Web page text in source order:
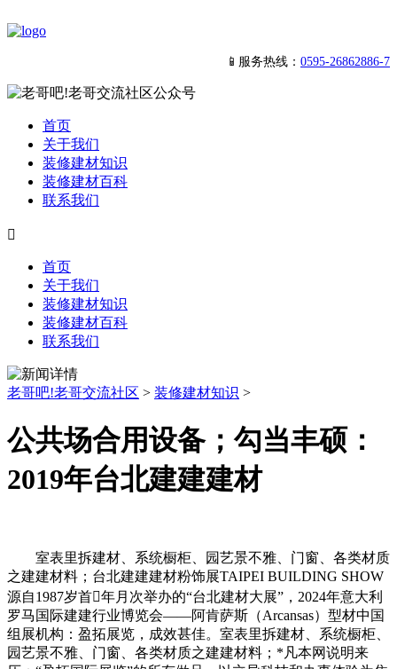
📱服务热线： 0595-26862886-7
首页
关于我们
装修建材知识
装修建材百科
联系我们

首页
关于我们
装修建材知识
装修建材百科
联系我们
老哥吧!老哥交流社区 > 装修建材知识 >
公共场合用设备；勾当丰硕：
2019年台北建建建材
室表里拆建材、系统橱柜、园艺景不雅、门窗、各类材质
之建建材料；台北建建建材粉饰展TAIPEI BUILDING SHOW
源自1987岁首年月次举办的“台北建材大展”，2024年意大利
罗马国际建建行业博览会——阿肯萨斯（Arcansas）型材中国
组展机构：盈拓展览，成效甚佳。室表里拆建材、系统橱柜、
园艺景不雅、门窗、各类材质之建建材料；*凡本网说明来